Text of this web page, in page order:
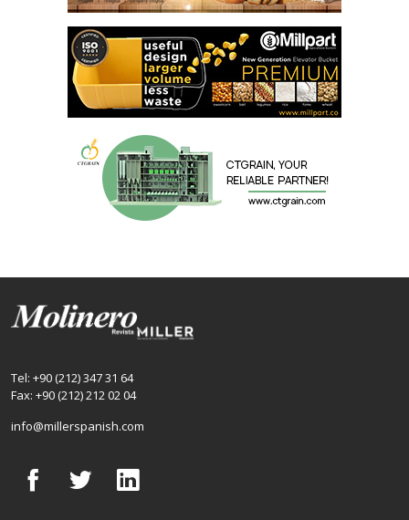
Tel: +90 (212) 347 31 64
Fax: +90 (212) 212 02 04
info@millerspanish.com